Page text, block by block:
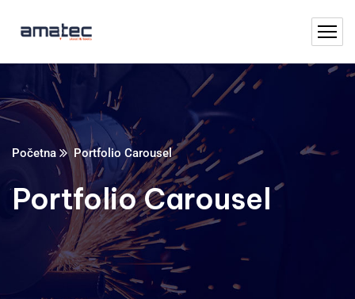
Početna Portfolio Carousel
Portfolio Carousel